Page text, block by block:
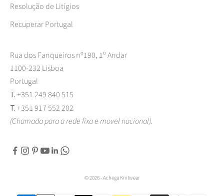
Resolução de Litígios
Recuperar Portugal
Rua dos Fanqueiros nº190, 1º Andar
1100-232 Lisboa
Portugal
T. +351 249 840 515
T. +351 917 552 202
(Chamada para a rede fixa e movel nacional).
© 2026 - Achega Knitwear